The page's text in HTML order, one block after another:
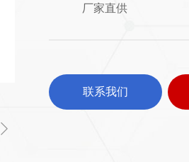
厂家直供
联系我们